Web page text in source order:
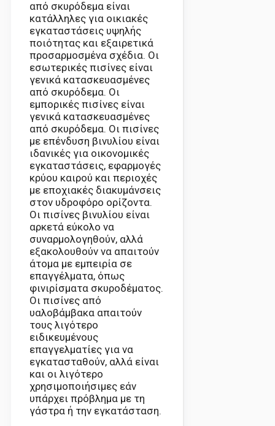
από σκυρόδεμα είναι
κατάλληλες για οικιακές
εγκαταστάσεις υψηλής
ποιότητας και εξαιρετικά
προσαρμοσμένα σχέδια. Οι
εσωτερικές πισίνες είναι
γενικά κατασκευασμένες
από σκυρόδεμα. Οι
εμπορικές πισίνες είναι
γενικά κατασκευασμένες
από σκυρόδεμα. Οι πισίνες
με επένδυση βινυλίου είναι
ιδανικές για οικονομικές
εγκαταστάσεις, εφαρμογές
κρύου καιρού και περιοχές
με εποχιακές διακυμάνσεις
στον υδροφόρο ορίζοντα.
Οι πισίνες βινυλίου είναι
αρκετά εύκολο να
συναρμολογηθούν, αλλά
εξακολουθούν να απαιτούν
άτομα με εμπειρία σε
επαγγέλματα, όπως
φινιρίσματα σκυροδέματος.
Οι πισίνες από
υαλοβάμβακα απαιτούν
τους λιγότερο
ειδικευμένους
επαγγελματίες για να
εγκατασταθούν, αλλά είναι
και οι λιγότερο
χρησιμοποιήσιμες εάν
υπάρχει πρόβλημα με τη
γάστρα ή την εγκατάσταση.